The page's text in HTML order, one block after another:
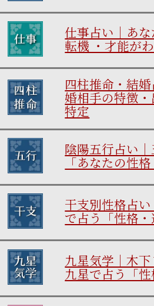
仕事占い｜あ
転機 ・才能が
四柱推命・結
婚相手の特徴
特定
陰陽五行占い
「あなたの性
干支別性格占
で占う「性格
九星気学｜木
九星で占う「